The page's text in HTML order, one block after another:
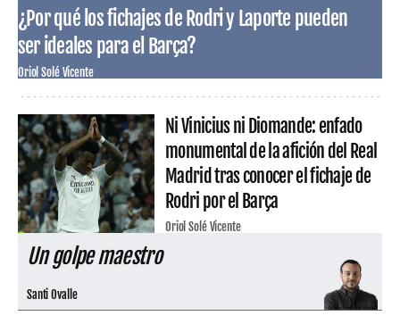
¿Por qué los fichajes de Rodri y Laporte pueden
ser ideales para el Barça?
Oriol Solé Vicente
Ni Vinicius ni Diomande: enfado
monumental de la afición del Real
Madrid tras conocer el fichaje de
Rodri por el Barça
Oriol Solé Vicente
Un golpe maestro
Santi Ovalle